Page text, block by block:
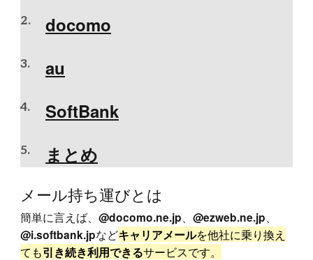
docomo
au
SoftBank
まとめ
メール持ち運びとは
簡単に言えば、 @docomo.ne.jp @ezweb.ne.jp
@i.softbank.jpなどキャリアメールを他社に乗り換え
ても引き続き利用できるサービスです。